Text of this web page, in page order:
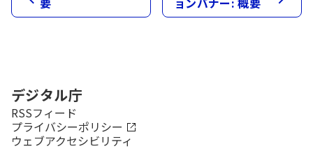
デジタル庁
RSSフィード
プライバシーポリシー
ウェブアクセシビリティ